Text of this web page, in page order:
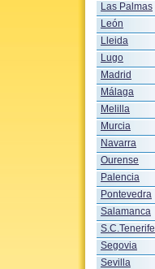
Las Palmas
León
Lleida
Lugo
Madrid
Málaga
Melilla
Murcia
Navarra
Ourense
Palencia
Pontevedra
Salamanca
S.C.Tenerife
Segovia
Sevilla